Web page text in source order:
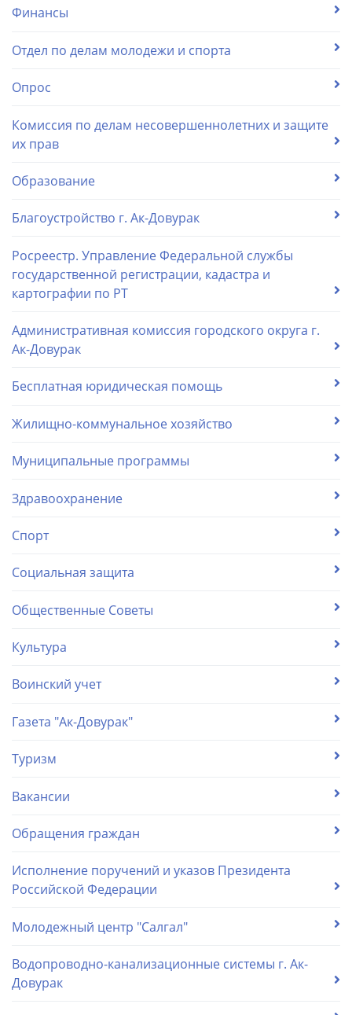
Финансы
Отдел по делам молодежи и спорта
Опрос
Комиссия по делам несовершеннолетних и защите
их прав
Образование
Благоустройство г. Ак-Довурак
Росреестр. Управление Федеральной службы
государственной регистрации, кадастра и
картографии по РТ
Административная комиссия городского округа г.
Ак-Довурак
Бесплатная юридическая помощь
Жилищно-коммунальное хозяйство
Муниципальные программы
Здравоохранение
Спорт
Социальная защита
Общественные Советы
Культура
Воинский учет
Газета "Ак-Довурак"
Туризм
Вакансии
Обращения граждан
Исполнение поручений и указов Президента
Российской Федерации
Молодежный центр "Салгал"
Водопроводно-канализационные системы г. Ак-
Довурак